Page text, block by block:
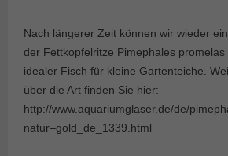
Nach längerer Zeit können wir wieder
der Fettkopfelritze Pimephales
idealer Fisch für kleine Gartenteiche.
über die Art finden Sie hier:
http://www.aquariumglaser.de/de/
natur–gold_de_1339.html